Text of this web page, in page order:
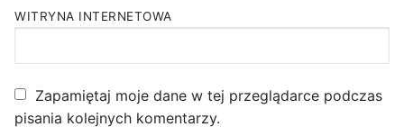
WITRYNA INTERNETOWA
Zapamiętaj moje dane w tej przeglądarce podczas
pisania kolejnych komentarzy.